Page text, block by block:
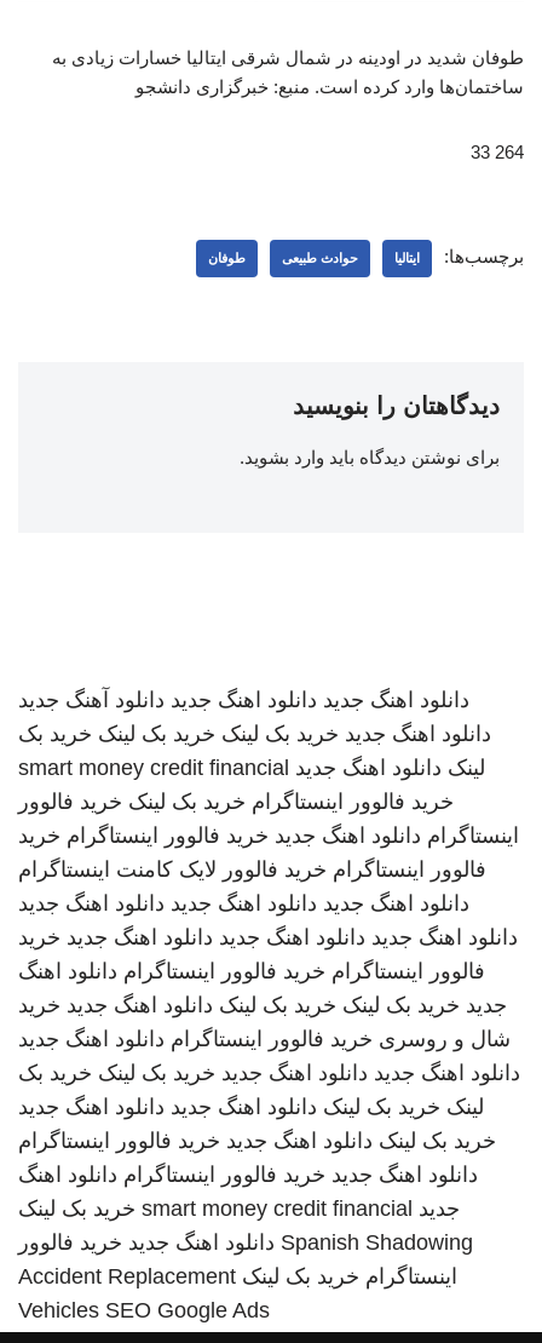
طوفان شدید در اودینه در شمال شرقی ایتالیا خسارات زیادی به
ساختمان‌ها وارد کرده است. منبع: خبرگزاری دانشجو
264 33
برچسب‌ها: ایتالیا حوادث طبیعی طوفان
دیدگاهتان را بنویسید
برای نوشتن دیدگاه باید وارد بشوید.
دانلود اهنگ جدید دانلود اهنگ جدید دانلود آهنگ جدید
دانلود اهنگ جدید خرید بک لینک خرید بک لینک خرید بک
لینک دانلود اهنگ جدید smart money credit financial
خرید فالوور اینستاگرام خرید بک لینک خرید فالوور
اینستاگرام دانلود اهنگ جدید خرید فالوور اینستاگرام خرید
فالوور اینستاگرام خرید فالوور لایک کامنت اینستاگرام
دانلود اهنگ جدید دانلود اهنگ جدید دانلود اهنگ جدید
دانلود اهنگ جدید دانلود اهنگ جدید دانلود اهنگ جدید خرید
فالوور اینستاگرام خرید فالوور اینستاگرام دانلود اهنگ
جدید خرید بک لینک خرید بک لینک دانلود اهنگ جدید خرید
شال و روسری خرید فالوور اینستاگرام دانلود اهنگ جدید
دانلود اهنگ جدید دانلود اهنگ جدید خرید بک لینک خرید بک
لینک خرید بک لینک دانلود اهنگ جدید دانلود اهنگ جدید
خرید بک لینک دانلود اهنگ جدید خرید فالوور اینستاگرام
دانلود اهنگ جدید خرید فالوور اینستاگرام دانلود اهنگ
جدید smart money credit financial خرید بک لینک
Spanish Shadowing دانلود اهنگ جدید خرید فالوور
اینستاگرام خرید بک لینک Accident Replacement
Vehicles SEO Google Ads